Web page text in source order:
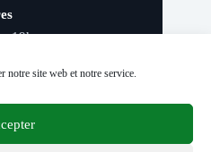
notre site web et notre service.
- Paiement